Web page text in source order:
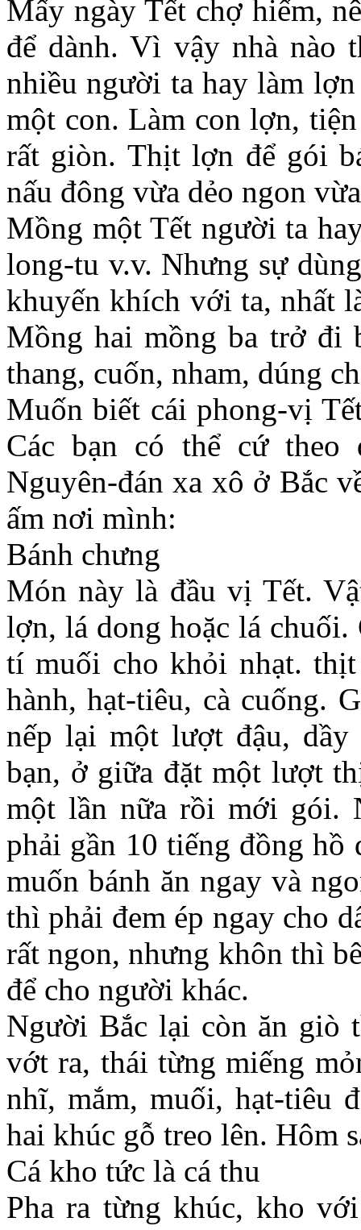
Mấy ngày Tết chợ hiếm,
để dành. Vì vậy nhà nào
nhiều người ta hay làm
một con. Làm con lợn,
rất giòn. Thịt lợn để gói
nấu đông vừa dẻo ngon
Mồng một Tết người ta
long-tu v.v. Nhưng sự
khuyến khích với ta, nhất
Mồng hai mồng ba trở đi
thang, cuốn, nham, dúng
Muốn biết cái phong-vị
Các bạn có thể cứ theo
Nguyên-đán xa xô ở Bắc
ấm nơi mình:
Bánh chưng
Món này là đầu vị Tết.
lợn, lá dong hoặc lá
tí muối cho khỏi nhạt.
hành, hạt-tiêu, cà cuống.
nếp lại một lượt đậu, dầy
bạn, ở giữa đặt một lượt
một lần nữa rồi mới gói.
phải gần 10 tiếng đồng
muốn bánh ăn ngay và
thì phải đem ép ngay cho
rất ngon, nhưng khôn thì
để cho người khác.
Người Bắc lại còn ăn giò
vớt ra, thái từng miếng
nhĩ, mắm, muối, hạt-tiêu
hai khúc gỗ treo lên. Hôm
Cá kho tức là cá thu
Pha ra từng khúc, kho